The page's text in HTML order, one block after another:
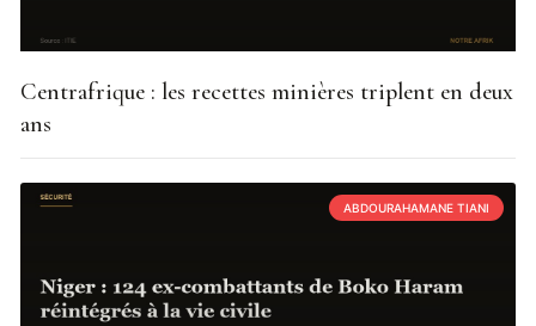
Centrafrique : les recettes minières triplent en deux
ans
ABDOURAHAMANE TIANI